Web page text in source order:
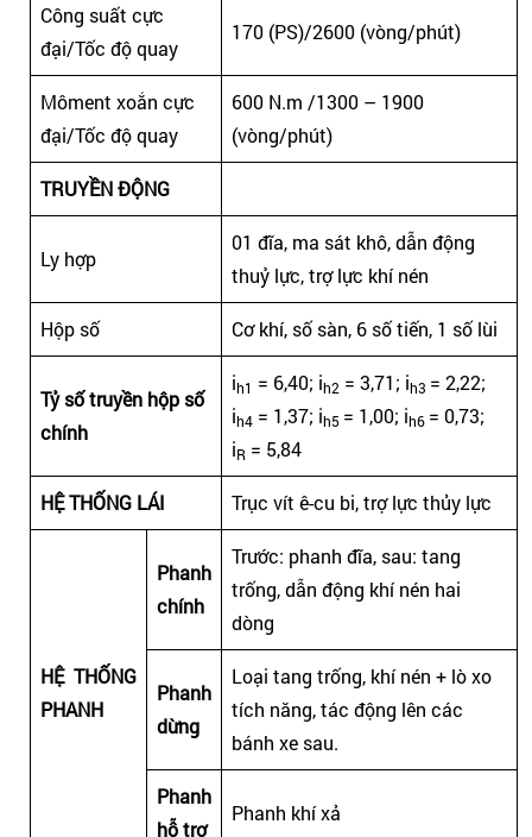
Công suất cực
đại/Tốc độ quay
170 (PS)/2600 (vòng/phút)
Môment xoắn cực
đại/Tốc độ quay
600 N.m /1300 – 1900
(vòng/phút)
TRUYỀN ĐỘNG
Ly hợp
01 đĩa, ma sát khô, dẫn động
thuỷ lực, trợ lực khí nén
Hộp số Cơ khí, số sàn, 6 số tiến, 1 số lùi
Tỷ số truyền hộp số
chính
ih1 = 6,40; ih2 = 3,71; ih3 = 2,22;
ih4 = 1,37; ih5 = 1,00; ih6 = 0,73;
iR = 5,84
HỆ THỐNG LÁI Trục vít ê-cu bi, trợ lực thủy lực
HỆ THỐNG
PHANH
Phanh
chính
Trước: phanh đĩa, sau: tang
trống, dẫn động khí nén hai
dòng
Phanh
dừng
Loại tang trống, khí nén + lò xo
tích năng, tác động lên các
bánh xe sau.
Phanh
hỗ trợ
Phanh khí xả